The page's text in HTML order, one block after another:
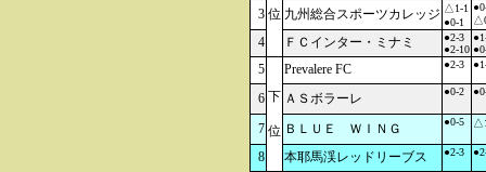
位
3 九州総合スポーツカレッジ △1-1
●0-1
4 ＦＣインター・ミナミ
●2-3
●2-10
5
下
位
Prevalere FC ●2-3
6 ＡＳボラーレ ●0-2
7 ＢＬＵＥ ＷＩＮＧ ●0-5
8 本耶馬渓レッドリーブス ●2-3